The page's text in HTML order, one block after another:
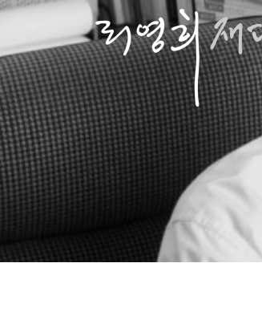
콘
로
바
로
가
기